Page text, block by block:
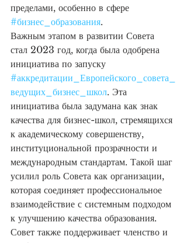
пределами, особенно в сфере
#бизнес_образования.
Важным этапом в развитии Совета
стал 2023 год, когда была одобрена
инициатива по запуску
#аккредитации_Европейского_совета_
ведущих_бизнес_школ. Эта
инициатива была задумана как знак
качества для бизнес-школ, стремящихся
к академическому совершенству,
институциональной прозрачности и
международным стандартам. Такой шаг
усилил роль Совета как организации,
которая соединяет профессиональное
взаимодействие с системным подходом
к улучшению качества образования.
Совет также поддерживает членство и